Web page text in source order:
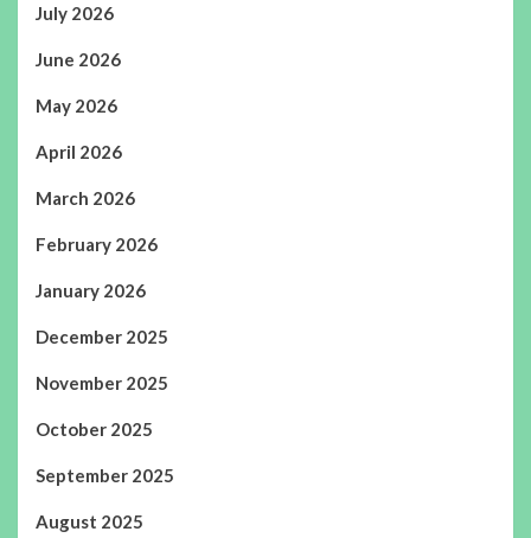
July 2026
June 2026
May 2026
April 2026
March 2026
February 2026
January 2026
December 2025
November 2025
October 2025
September 2025
August 2025